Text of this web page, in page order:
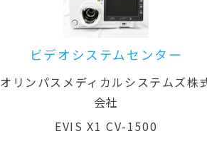
ビデオシステムセンター
オリンパスメディカルシステムズ株
会社
EVIS X1 CV-1500